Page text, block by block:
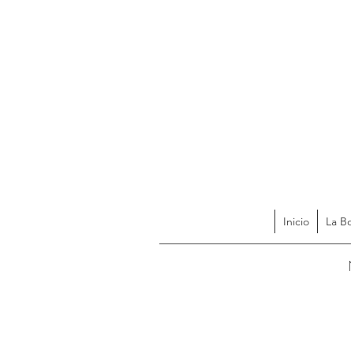
Inicio La